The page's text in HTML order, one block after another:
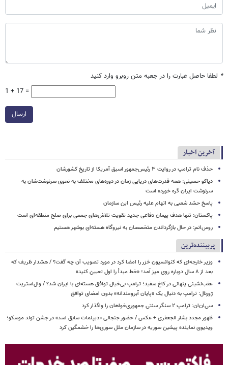
* لطفا حاصل عبارت را در جعبه متن روبرو وارد کنید
1 + 17 =
ارسال
آخرین اخبار
حذف نام ترامپ در روایت ۳ رئیس‌جمهور اسبق آمریکا از تاریخ کشورشان
دیاکو حسینی: همه قدرت‌های دریایی زمان در دوره‌های مختلف به نحوی سرنوشت‌شان به
سرنوشت ایران گره خورده است
پاسخ حشد شعبی به اتهام‌ علیه رئیس این سازمان
پاکستان: تنها هدف پیمان دفاعی جدید تقویت تلاش‌های جمعی برای صلح منطقه‌ای است
روس‌اتم: در حال بازگرداندن متخصصان به نیروگاه هسته‌ای بوشهر هستیم
پربیننده‌ترین
وزیر خارجه‌ای که کنوانسیون خزر را امضا کرد در مورد تصویب آن چه گفت؟ / هشدار ظریف که
بعد از ۸ سال دوباره روی میز آمد؛ «خط مبدأ را اول تعیین کنید»
عقب‌نشینی پنهانی در کاخ سفید؛ ترامپ بی‌خیال توافق هسته‌ای با ایران شد؟ / وال‌استریت
ژورنال: ترامپ به دنبال یک «پایان آبرومندانه» بدون امضای توافق
سی‌ان‌ان: ترامپ ۲ سنگر سنتی جمهوری‌خواهان را واگذار کرد
ظهور مجدد بشار الجعفری + عکس / حضور جنجالی «دیپلمات سابق اسد» در جشن تولد موسکو؛
ویدیوی نماینده پیشین سوریه در سازمان ملل سوری‌ها را خشمگین کرد